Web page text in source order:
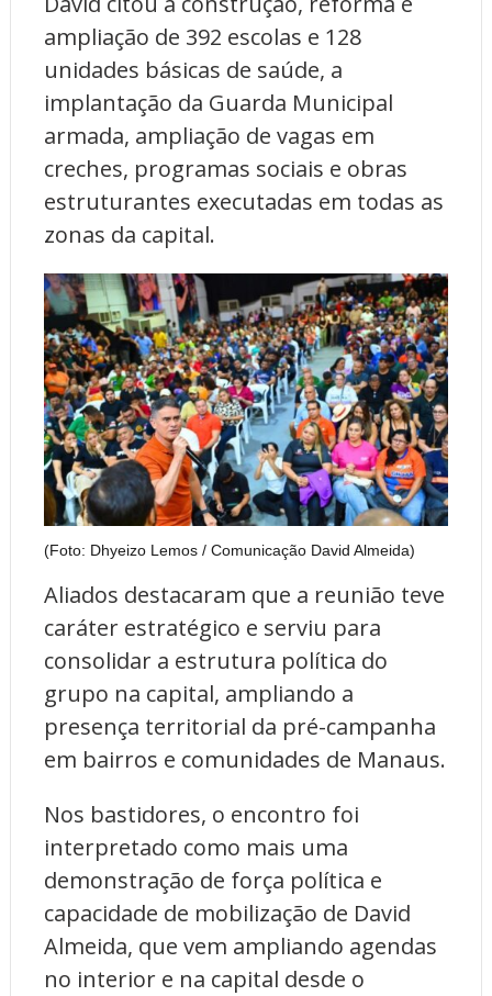
ampliação de 392 escolas e 128
unidades básicas de saúde, a
implantação da Guarda Municipal
armada, ampliação de vagas em
creches, programas sociais e obras
estruturantes executadas em todas as
zonas da capital.
(Foto: Dhyeizo Lemos / Comunicação David Almeida)
Aliados destacaram que a reunião teve
caráter estratégico e serviu para
consolidar a estrutura política do
grupo na capital, ampliando a
presença territorial da pré-campanha
em bairros e comunidades de Manaus.
Nos bastidores, o encontro foi
interpretado como mais uma
demonstração de força política e
capacidade de mobilização de David
Almeida, que vem ampliando agendas
no interior e na capital desde o